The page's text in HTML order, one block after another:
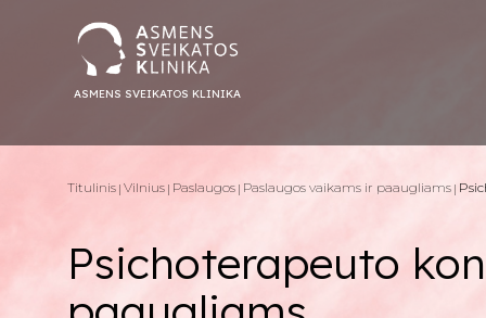
ASMENS SVEIKATOS KLINIKA
Titulinis Vilnius Paslaugos Paslaugos vaikams ir paaugliams
Psichoterapeuto